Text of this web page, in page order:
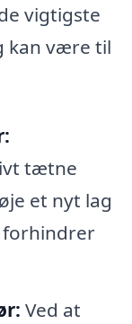
vigtigste
kan være til
tætne
et nyt lag
Ved at